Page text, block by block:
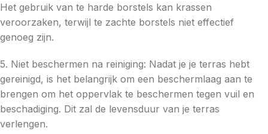
Het gebruik van te harde borstels kan krassen
veroorzaken, terwijl te zachte borstels niet effectief
genoeg zijn.
5. Niet beschermen na reiniging: Nadat je je terras hebt
gereinigd, is het belangrijk om een beschermlaag aan te
brengen om het oppervlak te beschermen tegen vuil en
beschadiging. Dit zal de levensduur van je terras
verlengen.